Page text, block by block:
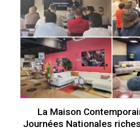
La Maison
Journées Nationales